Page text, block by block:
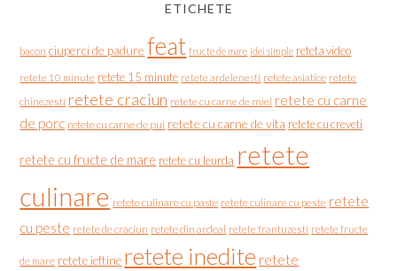
ETICHETE
bacon ciuperci de padure feat fructe de mare idei simple reteta video
retete 10 minute retete 15 minute retete ardelenesti retete asiatice retete
chinezesti retete craciun retete cu carne de miel retete cu carne
de porc retete cu carne de pui retete cu carne de vita retete cu creveti
retete cu fructe de mare retete cu leurda retete
culinare retete culinare cu paste retete culinare cu peste retete
cu peste retete de craciun retete din ardeal retete frantuzesti retete fructe
de mare retete ieftine retete inedite retete